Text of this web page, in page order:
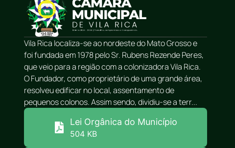
Vila Rica localiza-se ao nordeste do Mato Grosso e
foi fundada em 1978 pelo Sr. Rubens Rezende Peres,
que veio para a região com a colonizadora Vila Rica.
O Fundador, como proprietário de uma grande área,
resolveu edificar no local, assentamento de
pequenos colonos. Assim sendo, dividiu-se a terr...
Lei Orgânica do Município
504 KB